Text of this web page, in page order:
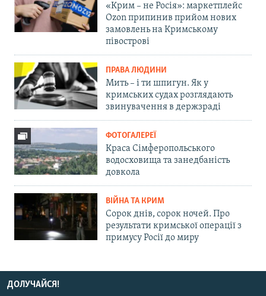
«Крим – не Росія»: маркетплейс
Ozon припинив прийом нових
замовлень на Кримському
півострові
ПРАВА ЛЮДИНИ
Мить – і ти шпигун. Як у
кримських судах розглядають
звинувачення в держзраді
ФОТОГАЛЕРЕЇ
Краса Сімферопольського
водосховища та занедбаність
довкола
ВІЙНА ТА КРИМ
Сорок днів, сорок ночей. Про
результати кримської операції з
примусу Росії до миру
ДОЛУЧАЙСЯ!